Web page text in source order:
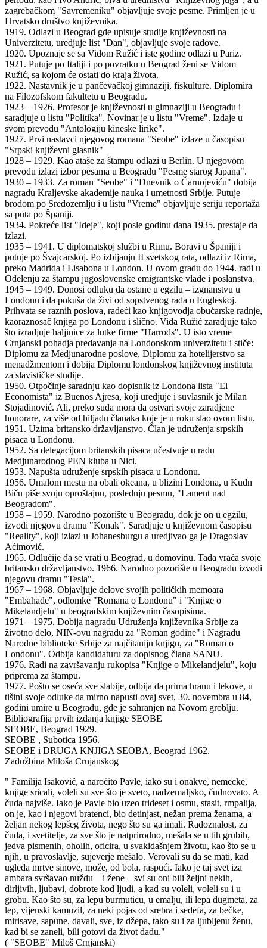
zagrebačkom "Savremeniku" objavljuje svoje pesme. Primljen je u
Hrvatsko društvo književnika.
1919. Odlazi u Beograd gde upisuje studije književnosti na
Univerzitetu, uredjuje list "Dan", objavljuje svoje radove.
1920. Upoznaje se sa Vidom Ružić i iste godine odlazi u Pariz.
1921. Putuje po Italiji i po povratku u Beograd ženi se Vidom
Ružić, sa kojom će ostati do kraja života.
1922. Nastavnik je u pančevačkoj gimnaziji, fiskulture. Diplomira
na Filozofskom fakultetu u Beogradu.
1923 – 1926. Profesor je književnosti u gimnaziji u Beogradu i
saradjuje u listu "Politika". Novinar je u listu "Vreme". Izdaje u
svom prevodu "Antologiju kineske lirike".
1927. Prvi nastavci njegovog romana "Seobe" izlaze u časopisu
"Srpski književni glasnik"
1928 – 1929. Kao ataše za štampu odlazi u Berlin. U njegovom
prevodu izlazi izbor pesama u Beogradu "Pesme starog Japana".
1930 – 1933. Za roman "Seobe" i "Dnevnik o Čarnojeviću" dobija
nagradu Kraljevske akademije nauka i umetnosti Srbije. Putuje
brodom po Sredozemlju i u listu "Vreme" objavljuje seriju reportaža
sa puta po Španiji.
1934. Pokreće list "Ideje", koji posle godinu dana 1935. prestaje da
izlazi.
1935 – 1941. U diplomatskoj službi u Rimu. Boravi u Španiji i
putuje po Švajcarskoj. Po izbijanju II svetskog rata, odlazi iz Rima,
preko Madrida i Lisabona u London. U ovom gradu do 1944. radi u
Odelenju za štampu jugoslovenske emigrantske vlade i poslanstva.
1945 – 1949. Donosi odluku da ostane u egzilu – izgnanstvu u
Londonu i da pokuša da živi od sopstvenog rada u Engleskoj.
Prihvata se raznih poslova, radeći kao knjigovodja obućarske radnje,
kaoraznosač knjiga po Londonu i slično. Vida Ružić zaradjuje tako
što izradjuje haljinice za lutke firme "Harrods". U isto vreme
Crnjanski pohadja predavanja na Londonskom univerzitetu i stiče:
Diplomu za Medjunarodne poslove, Diplomu za hotelijerstvo sa
menadžmentom i dobija Diplomu londonskog književnog instituta
za slavističke studije.
1950. Otpočinje saradnju kao dopisnik iz Londona lista "El
Economista" iz Buenos Ajresa, koji uredjuje i suvlasnik je Milan
Stojadinović. Ali, preko suda mora da ostvari svoje zaradjene
honorare, za više od hiljadu članaka koje je u roku slao ovom listu.
1951. Uzima britansko državljanstvo. Član je udruženja srpskih
pisaca u Londonu.
1952. Sa delegacijom britanskih pisaca učestvuje u radu
Medjunarodnog PEN kluba u Nici.
1953. Napušta udruženje srpskih pisaca u Londonu.
1956. Umalom mestu na obali okeana, u blizini Londona, u Kudn
Biču piše svoju oproštajnu, poslednju pesmu, "Lament nad
Beogradom".
1958 – 1959. Narodno pozorište u Beogradu, dok je on u egzilu,
izvodi njegovu dramu "Konak". Saradjuje u književnom časopisu
"Reality", koji izlazi u Johanesburgu a uredjivao ga je Dragoslav
Aćimović.
1965. Odlučije da se vrati u Beograd, u domovinu. Tada vraća svoje
britansko državljanstvo. 1966. Narodno pozorište u Beogradu izvodi
njegovu dramu "Tesla".
1967 – 1968. Objavljuje delove svojih političkih memoara
"Embahade", odlomke "Romana o Londonu" i "Knjige o
Mikelandjelu" u beogradskim književnim časopisima.
1971 – 1975. Dobija nagradu Udruženja književnika Srbije za
životno delo, NIN-ovu nagradu za "Roman godine" i Nagradu
Narodne biblioteke Srbije za najčitaniju knjigu, za "Roman o
Londonu". Odbija kandidaturu za dopisnog člana SANU.
1976. Radi na završavanju rukopisa "Knjige o Mikelandjelu", koju
priprema za štampu.
1977. Pošto se oseća sve slabije, odbija da prima hranu i lekove, u
tišini svoje odluke da mirno napusti ovaj svet, 30. novembra u 84,
godini umire u Beogradu, gde je sahranjen na Novom groblju.
Bibliografija prvih izdanja knjige SEOBE
SEOBE, Beograd 1929.
SEOBE , Subotica 1956.
SEOBE i DRUGA KNJIGA SEOBA, Beograd 1962.
Zadužbina Miloša Crnjanskog
" Familija Isakovič, a naročito Pavle, iako su i onakve, nemecke,
knjige sricali, voleli su sve što je sveto, nadzemaljsko, čudnovato. A
čuda najviše. Iako je Pavle bio uzeo trideset i osmu, stasit, rmpalija,
on je, kao i njegovi bratenci, bio detinjast, nežan prema ženama, a
željan nekog lepšeg života, nego što su ga imali. Radoznalost, za
čuda, i svetitelje, za sve što je natprirodno, mešala se u tih grubih,
jedva pismenih, oholih, oficira, u svakidašnjem životu, kao što se u
njih, u pravoslavlje, sujeverje mešalo. Verovali su da se mati, kad
ugleda mrtve sinove, može, od bola, raspući. Iako je taj svet iza
ambara svršavao nuždu – i žene – svi su oni bili željni nekih,
dirljivih, ljubavi, dobrote kod ljudi, a kad su voleli, voleli su i u
grobu. Kao što su, za lepu burmuticu, u emalju, ili lepa dugmeta, za
lep, vijenski kamuzil, za neki pojas od srebra i sedefa, za bečke,
mirisave, sapune, davali, sve, iz džepa, tako su i za ljubljenu ženu,
kad bi se zaneli, bili gotovi da život dadu."
( "SEOBE" Miloš Crnjanski)